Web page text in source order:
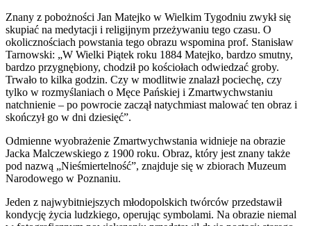
Znany z pobożności Jan Matejko w Wielkim Tygodniu zwykł się
skupiać na medytacji i religijnym przeżywaniu tego czasu. O
okolicznościach powstania tego obrazu wspomina prof. Stanisław
Tarnowski: „W Wielki Piątek roku 1884 Matejko, bardzo smutny,
bardzo przygnębiony, chodził po kościołach odwiedzać groby.
Trwało to kilka godzin. Czy w modlitwie znalazł pociechę, czy
tylko w rozmyślaniach o Męce Pańskiej i Zmartwychwstaniu
natchnienie – po powrocie zaczął natychmiast malować ten obraz i
skończył go w dni dziesięć”.
Odmienne wyobrażenie Zmartwychwstania widnieje na obrazie
Jacka Malczewskiego z 1900 roku. Obraz, który jest znany także
pod nazwą „Nieśmiertelność”, znajduje się w zbiorach Muzeum
Narodowego w Poznaniu.
Jeden z najwybitniejszych młodopolskich twórców przedstawił
kondycję życia ludzkiego, operując symbolami. Na obrazie niemal